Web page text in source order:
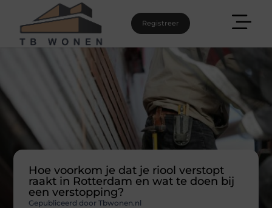
Registreer
Hoe voorkom je dat je riool verstopt
raakt in Rotterdam en wat te doen bij
een verstopping?
Gepubliceerd door Tbwonen.nl